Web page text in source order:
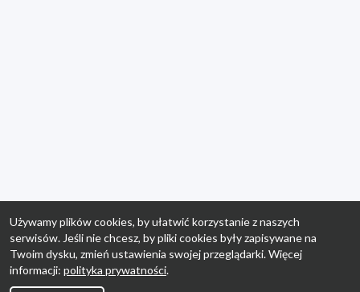
Używamy plików cookies, by ułatwić korzystanie z naszych
serwisów. Jeśli nie chcesz, by pliki cookies były zapisywane na
Twoim dysku, zmień ustawienia swojej przeglądarki. Więcej
informacji: polityka prywatności.